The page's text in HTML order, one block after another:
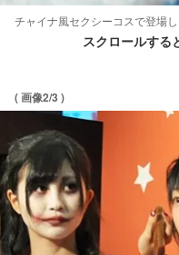
チャイナ風セクシーコスで登場
スクロールする
( 画像2/3 )